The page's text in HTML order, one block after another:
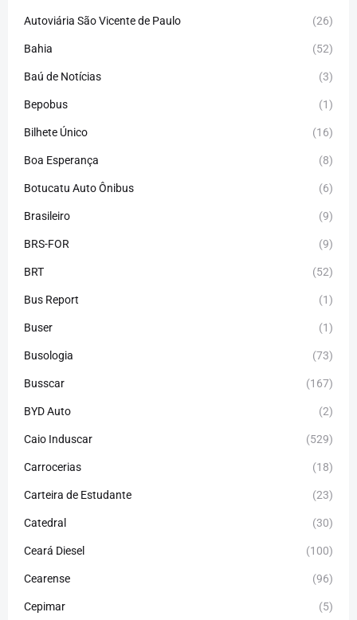
Autoviária São Vicente de Paulo (26)
Bahia (52)
Baú de Notícias (3)
Bepobus (1)
Bilhete Único (16)
Boa Esperança (8)
Botucatu Auto Ônibus (6)
Brasileiro (9)
BRS-FOR (9)
BRT (52)
Bus Report (1)
Buser (1)
Busologia (73)
Busscar (167)
BYD Auto (2)
Caio Induscar (529)
Carrocerias (18)
Carteira de Estudante (23)
Catedral (30)
Ceará Diesel (100)
Cearense (96)
Cepimar (5)